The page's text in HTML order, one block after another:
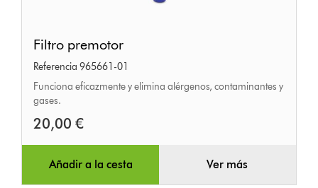
premotor
Filtro premotor
Referencia 965661-01
Funciona eficazmente y elimina alérgenos, contaminantes y
gases.
20,00 €
Añadir a la cesta Ver más